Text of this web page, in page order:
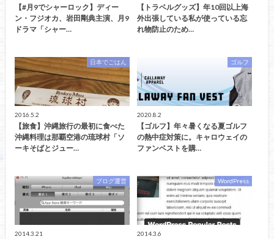
【#月9でシャーロック】ディー
ン・フジオカ、岩田剛典主演、月9
ドラマ「シャー…
【トラベルグッズ】年10回以上海
外出張している私が使っている忘
れ物防止のため…
日本でごはん
2016.5.2
【旅食】沖縄旅行の最初に食べた
沖縄料理は那覇空港の琉球村「ソ
ーキそばとジュー…
ゴルフ
2020.8.2
【ゴルフ】年々暑くなる夏ゴルフ
の熱中症対策に。キャロウェイの
ファンベストを購…
ブログ運営
2014.3.21
WordPress
2014.3.6